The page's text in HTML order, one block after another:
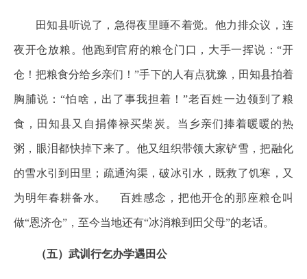
田知县听说了，急得夜里睡不着觉。他力排众议，连
夜开仓放粮。他跑到官府的粮仓门口，大手一挥说：“开
仓！把粮食分给乡亲们！”手下的人有点犹豫，田知县拍着
胸脯说：“怕啥，出了事我担着！”老百姓一边领到了粮
食，田知县又自捐俸禄买柴炭。当乡亲们捧着暖暖的热
粥，眼泪都快掉下来了。他又组织带领大家铲雪，把融化
的雪水引到田里；疏通沟渠，破冰引水，既救了饥寒，又
为明年春耕备水。 百姓感念，把他开仓的那座粮仓叫
做“恩济仓”，至今当地还有“冰消粮到田父母”的老话。
（五）武训行乞办学遇田公